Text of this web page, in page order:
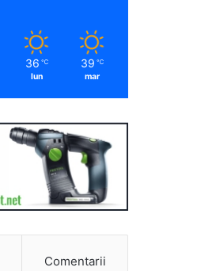
36 ℃
lun
39 ℃
mar
Comentarii